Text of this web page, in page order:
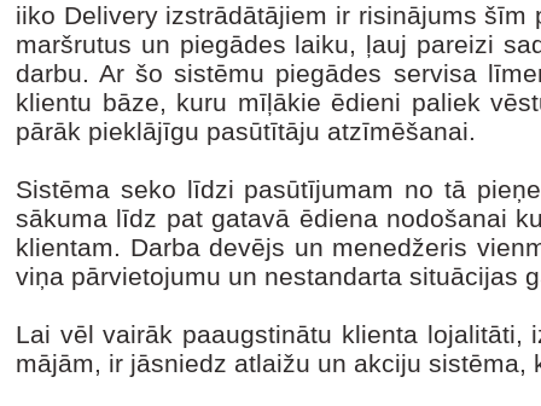
iiko Delivery izstrādātājiem ir risinājums šīm
maršrutus un piegādes laiku, ļauj pareizi
darbu. Ar šo sistēmu piegādes servisa
klientu bāze, kuru mīļākie ēdieni paliek
pārāk pieklājīgu pasūtītāju atzīmēšanai.
Sistēma seko līdzi pasūtījumam no tā
sākuma līdz pat gatavā ēdiena nodošanai
klientam. Darba devējs un menedžeris
viņa pārvietojumu un nestandarta situācijas
Lai vēl vairāk paaugstinātu klienta lojalitāti,
mājām, ir jāsniedz atlaižu un akciju sistēma,